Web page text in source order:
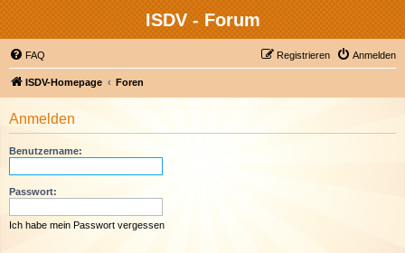
ISDV - Forum
FAQ Anmelden
Registrieren
ISDV-Homepage Foren
Anmelden
Benutzername:
Passwort:
Ich habe mein Passwort vergessen